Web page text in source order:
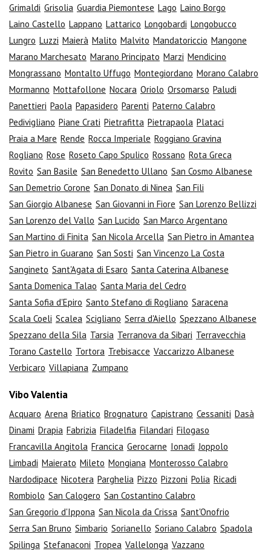
Grimaldi Grisolia Guardia Piemontese Lago Laino Borgo
Laino Castello Lappano Lattarico Longobardi Longobucco
Lungro Luzzi Maierà Malito Malvito Mandatoriccio Mangone
Marano Marchesato Marano Principato Marzi Mendicino
Mongrassano Montalto Uffugo Montegiordano Morano Calabro
Mormanno Mottafollone Nocara Oriolo Orsomarso Paludi
Panettieri Paola Papasidero Parenti Paterno Calabro
Pedivigliano Piane Crati Pietrafitta Pietrapaola Plataci
Praia a Mare Rende Rocca Imperiale Roggiano Gravina
Rogliano Rose Roseto Capo Spulico Rossano Rota Greca
Rovito San Basile San Benedetto Ullano San Cosmo Albanese
San Demetrio Corone San Donato di Ninea San Fili
San Giorgio Albanese San Giovanni in Fiore San Lorenzo Bellizzi
San Lorenzo del Vallo San Lucido San Marco Argentano
San Martino di Finita San Nicola Arcella San Pietro in Amantea
San Pietro in Guarano San Sosti San Vincenzo La Costa
Sangineto Sant'Agata di Esaro Santa Caterina Albanese
Santa Domenica Talao Santa Maria del Cedro
Santa Sofia d'Epiro Santo Stefano di Rogliano Saracena
Scala Coeli Scalea Scigliano Serra d'Aiello Spezzano Albanese
Spezzano della Sila Tarsia Terranova da Sibari Terravecchia
Torano Castello Tortora Trebisacce Vaccarizzo Albanese
Verbicaro Villapiana Zumpano
Vibo Valentia
Acquaro Arena Briatico Brognaturo Capistrano Cessaniti Dasà
Dinami Drapia Fabrizia Filadelfia Filandari Filogaso
Francavilla Angitola Francica Gerocarne Ionadi Joppolo
Limbadi Maierato Mileto Mongiana Monterosso Calabro
Nardodipace Nicotera Parghelia Pizzo Pizzoni Polia Ricadi
Rombiolo San Calogero San Costantino Calabro
San Gregorio d'Ippona San Nicola da Crissa Sant'Onofrio
Serra San Bruno Simbario Sorianello Soriano Calabro Spadola
Spilinga Stefanaconi Tropea Vallelonga Vazzano